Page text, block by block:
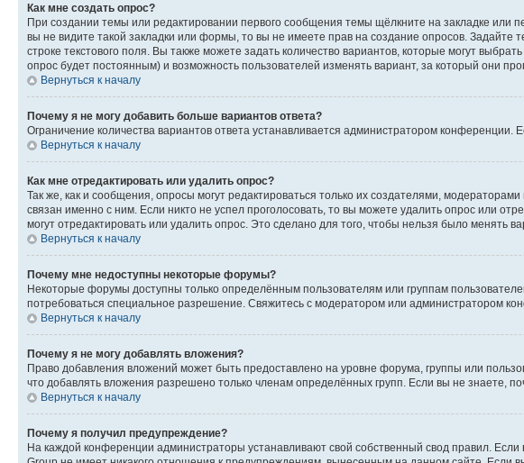
Как мне создать опрос?
При создании темы или редактировании первого сообщения темы щёлкните на закладке или
вы не видите такой закладки или формы, то вы не имеете прав на создание опросов. Задайте
строке текстового поля. Вы также можете задать количество вариантов, которые могут
опрос будет постоянным) и возможность пользователей изменять вариант, за который они
Вернуться к началу
Почему я не могу добавить больше вариантов ответа?
Ограничение количества вариантов ответа устанавливается администратором
Вернуться к началу
Как мне отредактировать или удалить опрос?
Так же, как и сообщения, опросы могут редактироваться только их создателями,
связан именно с ним. Если никто не успел проголосовать, то вы можете удалить опрос или
могут отредактировать или удалить опрос. Это сделано для того, чтобы нельзя было менять
Вернуться к началу
Почему мне недоступны некоторые форумы?
Некоторые форумы доступны только определённым пользователям или группам
потребоваться специальное разрешение. Свяжитесь с модератором или администратором
Вернуться к началу
Почему я не могу добавлять вложения?
Право добавления вложений может быть предоставлено на уровне форума, группы или
что добавлять вложения разрешено только членам определённых групп. Если вы не знаете,
Вернуться к началу
Почему я получил предупреждение?
На каждой конференции администраторы устанавливают свой собственный свод правил.